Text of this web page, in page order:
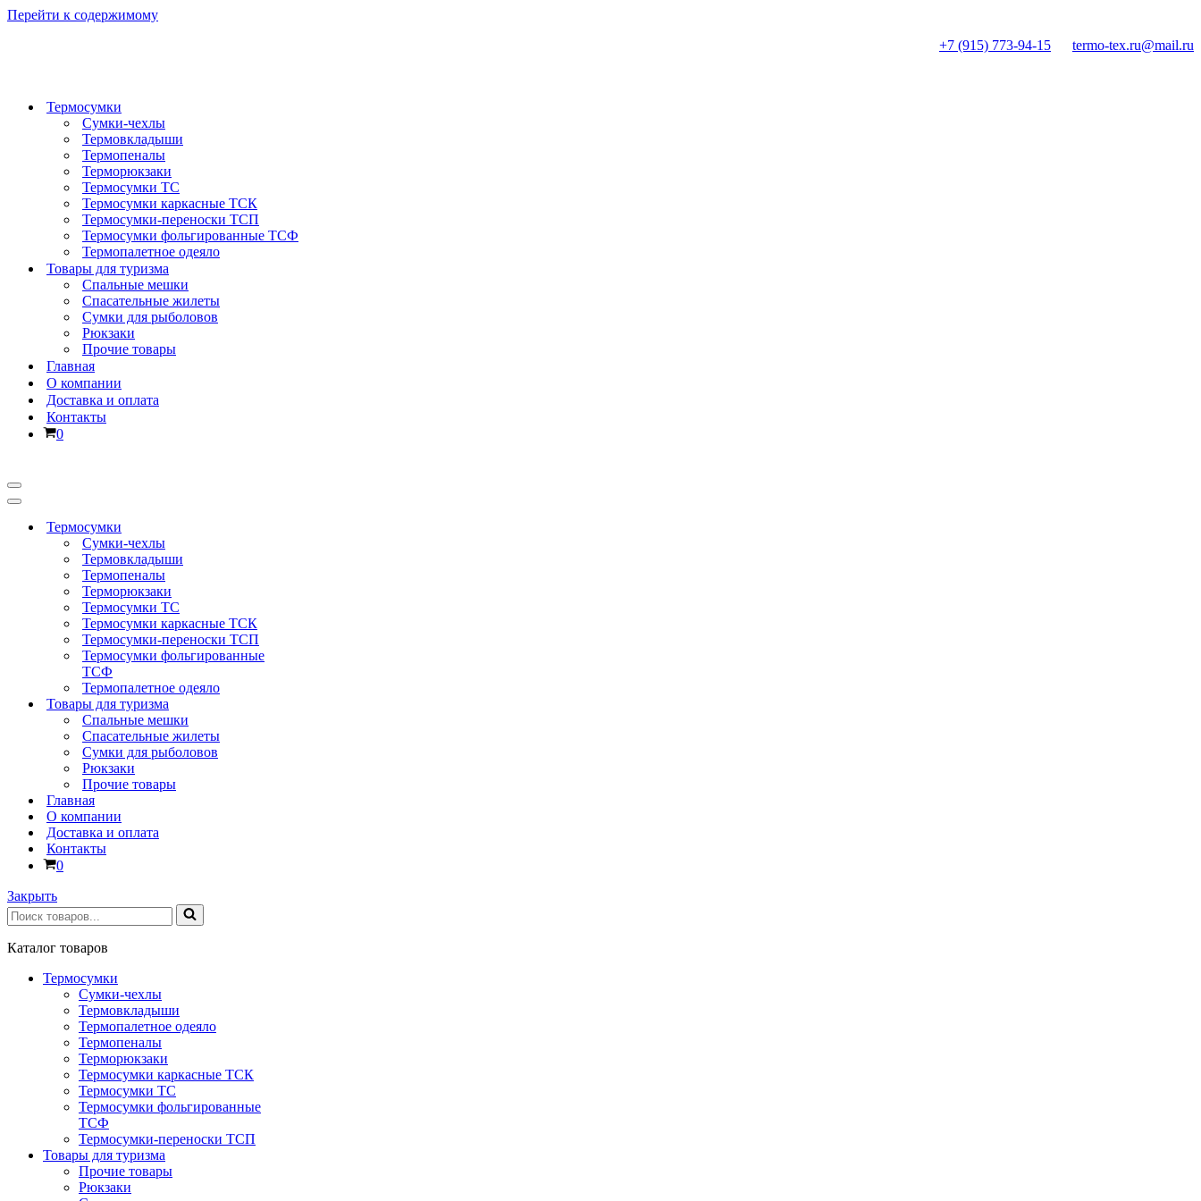
Перейти к содержимому
+7 (915) 773-94-15
termo-tex.ru@mail.ru
Термосумки
Сумки-чехлы
Термовкладыши
Термопеналы
Терморюкзаки
Термосумки ТС
Термосумки каркасные ТСК
Термосумки-переноски ТСП
Термосумки фольгированные ТСФ
Термопалетное одеяло
Товары для туризма
Спальные мешки
Спасательные жилеты
Сумки для рыболовов
Рюкзаки
Прочие товары
Главная
О компании
Доставка и оплата
Контакты
Корзина
0
Меню
навигации
Меню
навигацииТермосумки
Сумки-чехлы
Термовкладыши
Термопеналы
Терморюкзаки
Термосумки ТС
Термосумки каркасные ТСК
Термосумки-переноски ТСП
Термосумки фольгированные
ТСФ
Термопалетное одеяло
Товары для туризма
Спальные мешки
Спасательные жилеты
Сумки для рыболовов
Рюкзаки
Прочие товары
Главная
О компании
Доставка и оплата
Контакты
Корзина
0
Закрыть
Искать...
Каталог товаров
Термосумки
Сумки-чехлы
Термовкладыши
Термопалетное одеяло
Термопеналы
Терморюкзаки
Термосумки каркасные ТСК
Термосумки ТС
Термосумки фольгированные
ТСФ
Термосумки-переноски ТСП
Товары для туризма
Прочие товары
Рюкзаки